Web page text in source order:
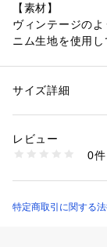
【素材】
ヴィンテージの
ニム生地を使用し
着込むほどに体
ヴィンテージの
なシルエットで
す。
性別：メンズ
素材：コットン100
商品番号：
170-55600 （ショッ
サイズ詳細
レビュー
0件
特定商取引に関する